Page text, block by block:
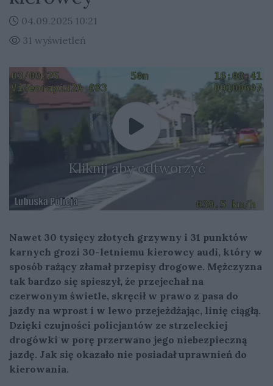
04.09.2025 10:21
31 wyświetleń
Kliknij aby odtworzyć
Nawet 30 tysięcy złotych grzywny i 31 punktów
karnych grozi 30-letniemu kierowcy audi, który w
sposób rażący złamał przepisy drogowe. Mężczyzna
tak bardzo się spieszył, że przejechał na
czerwonym świetle, skręcił w prawo z pasa do
jazdy na wprost i w lewo przejeżdżając, linię ciągłą.
Dzięki czujności policjantów ze strzeleckiej
drogówki w porę przerwano jego niebezpieczną
jazdę. Jak się okazało nie posiadał uprawnień do
kierowania.